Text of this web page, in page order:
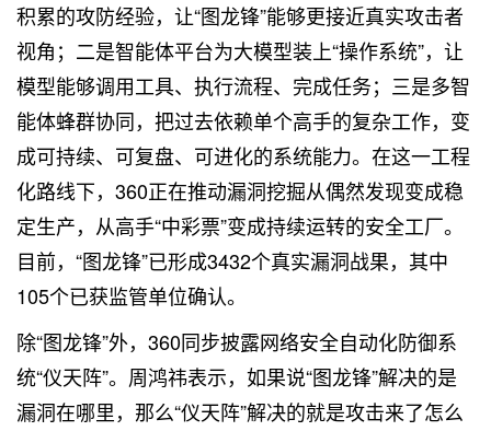
积累的攻防经验，让“图龙锋”能够更接近真实攻击者
视角；二是智能体平台为大模型装上“操作系统”，让
模型能够调用工具、执行流程、完成任务；三是多智
能体蜂群协同，把过去依赖单个高手的复杂工作，变
成可持续、可复盘、可进化的系统能力。在这一工程
化路线下，360正在推动漏洞挖掘从偶然发现变成稳
定生产，从高手“中彩票”变成持续运转的安全工厂。
目前，“图龙锋”已形成3432个真实漏洞战果，其中
105个已获监管单位确认。
除“图龙锋”外，360同步披露网络安全自动化防御系
统“仪天阵”。周鸿祎表示，如果说“图龙锋”解决的是
漏洞在哪里，那么“仪天阵”解决的就是攻击来了怎么